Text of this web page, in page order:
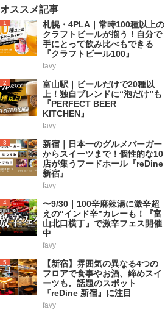
オススメ記事
1
札幌・4PLA｜常時100種以上の
クラフトビールが揃う！自分で
手にとって飲み比べもできる
『クラフトビール100』
favy
2
富山駅｜ビールだけで20種以
上！独自ブレンドに“泡だけ”も
『PERFECT BEER
KITCHEN』
favy
3
新宿｜日本一のグルメバーガー
からスイーツまで！個性的な10
店が集うフードホール『reDine
新宿』
favy
4
〜9/30｜100辛麻辣湯に激辛超
えの“インド辛”カレーも！『富
山北口横丁』で激辛フェス開催
中
favy
5
【新宿】雰囲気の異なる4つの
フロアで食事やお酒、締めスイ
ーツも。話題のスポット
『reDine 新宿』に注目
favy